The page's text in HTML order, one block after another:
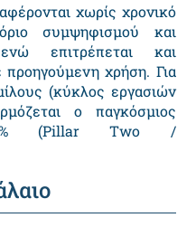
χωρίς χρονικό
συμψηφισμού και
επιτρέπεται και
χρήση. Για
(κύκλος εργασιών
ο παγκόσμιος
(Pillar Two /